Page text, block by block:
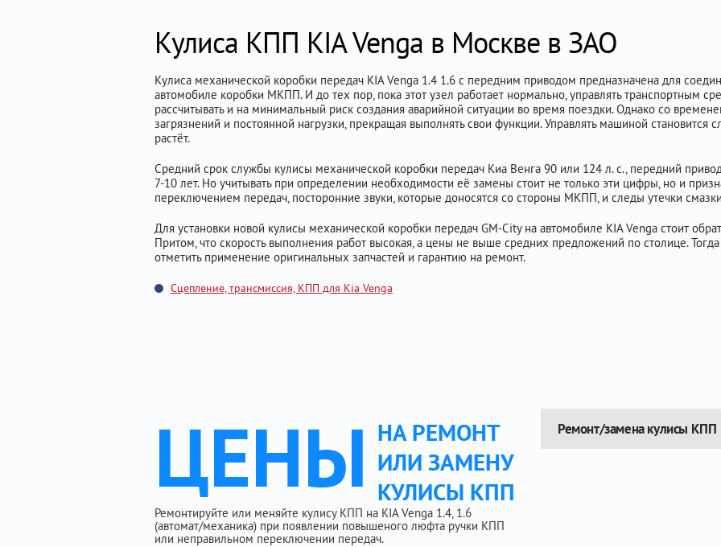
Кулиса КПП KIA Venga в Москве в ЗАО
Кулиса механической коробки передач KIA Venga 1.4 1.6 с передним приводом предназначена для
автомобиле коробки МКПП. И до тех пор, пока этот узел работает нормально, управлять транспортным
рассчитывать и на минимальный риск создания аварийной ситуации во время поездки. Однако со
загрязнений и постоянной нагрузки, прекращая выполнять свои функции. Управлять машиной становится
растёт.
Средний срок службы кулисы механической коробки передач Киа Венга 90 или 124 л. с., передний
7-10 лет. Но учитывать при определении необходимости её замены стоит не только эти цифры, но и
переключением передач, посторонние звуки, которые доносятся со стороны МКПП, и следы утечки
Для установки новой кулисы механической коробки передач GM-City на автомобиле KIA Venga стоит
Притом, что скорость выполнения работ высокая, а цены не выше средних предложений по столице.
отметить применение оригинальных запчастей и гарантию на ремонт.
Сцепление, трансмиссия, КПП для Kia Venga
ЦЕНЫ НА РЕМОНТ
ИЛИ ЗАМЕНУ
КУЛИСЫ КПП
Ремонтируйте или меняйте кулису КПП на KIA Venga 1.4, 1.6
(автомат/механика) при появлении повышеного люфта ручки КПП
или неправильном переключении передач.
Ремонт/замена кулисы КПП